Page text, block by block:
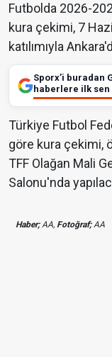
Futbolda 2026-
kura çekimi, 7
katılımıyla
Sporx’i buradan
haberlere ilk sen
Türkiye Futbol
göre kura çekimi,
TFF Olağan Mali
Salonu'nda
Haber;AA, Fotoğraf;AA